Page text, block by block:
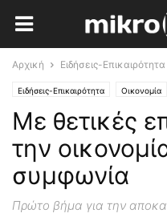
Αρχική Ειδήσεις-Επικαιρότητα
Ειδήσεις-Επικαιρότητα Οικονομία
Με θετικές
την
συμφωνία
Πρώτο βήμα για την